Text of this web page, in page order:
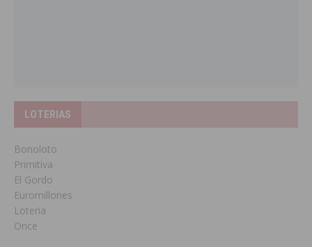
LOTERIAS
Bonoloto
Primitiva
El Gordo
Euromillones
Loteria
Once